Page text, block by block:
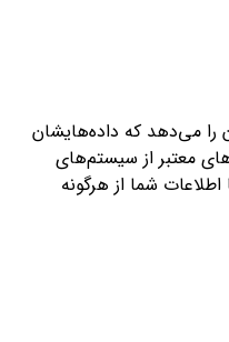
را می‌دهد که داده‌هایشان
معتبر از سیستم‌های
شما از هرگونه